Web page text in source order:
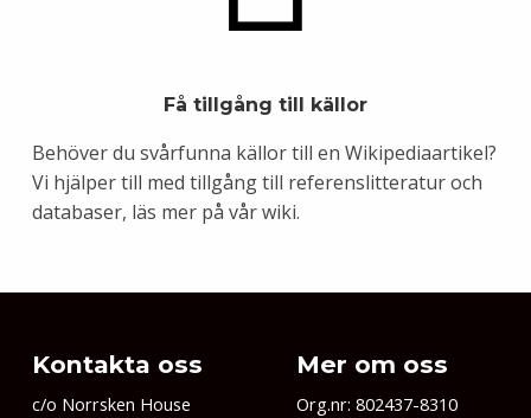
Få tillgång till källor
Behöver du svårfunna källor till en Wikipediaartikel?
Vi hjälper till med tillgång till referenslitteratur och
databaser, läs mer på vår wiki.
Kontakta oss
c/o Norrsken House
Mer om oss
Org.nr: 802437-8310